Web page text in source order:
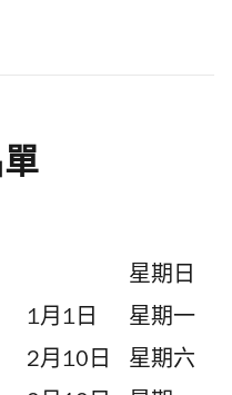
星期日
1月1日
星期一
2月10日
星期六